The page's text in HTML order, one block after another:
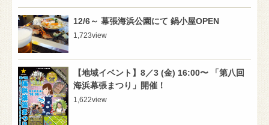
12/6～ 幕張海浜公園にて 鍋小屋OPEN
1,723view
【地域イベント】8／3 (金) 16:00〜 「第八回
海浜幕張まつり」開催！
1,622view